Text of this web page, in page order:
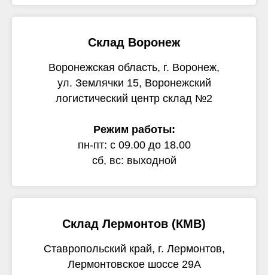
Склад Воронеж
Воронежская область, г. Воронеж,
ул. Землячки 15, Воронежский
логистический центр склад №2
Режим работы:
пн-пт: с 09.00 до 18.00
сб, вс: выходной
Склад Лермонтов (КМВ)
Ставропольский край, г. Лермонтов,
Лермонтовское шоссе 29А